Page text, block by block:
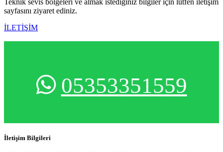
sayfasını ziyaret ediniz.
İLETİŞİM
05353351559
İletişim Bilgileri